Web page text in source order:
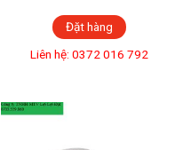
Đặt hàng
Liên hệ: 0372 016 792